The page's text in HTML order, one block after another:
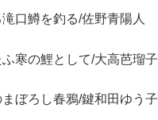
口鱒を釣る/佐野青陽人
寒の鯉として/大高芭瑠子
ぼろし春鴉/鍵和田ゆう子